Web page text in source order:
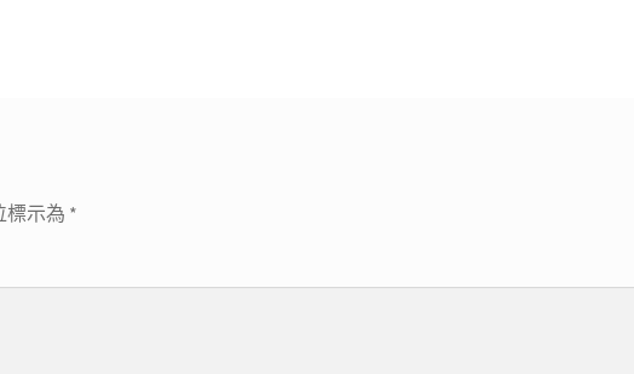
標示為 *